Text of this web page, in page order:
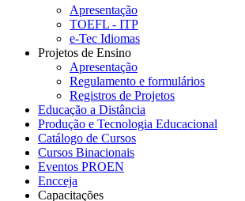
Apresentação
TOEFL - ITP
e-Tec Idiomas
Projetos de Ensino
Apresentação
Regulamento e formulários
Registros de Projetos
Educação a Distância
Produção e Tecnologia Educacional
Catálogo de Cursos
Cursos Binacionais
Eventos PROEN
Encceja
Capacitações